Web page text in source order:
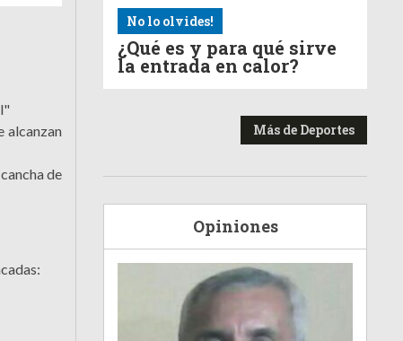
alcanzan
de
No lo olvides!
¿Qué es y para qué sirve
la entrada en calor?
Más de Deportes
Opiniones